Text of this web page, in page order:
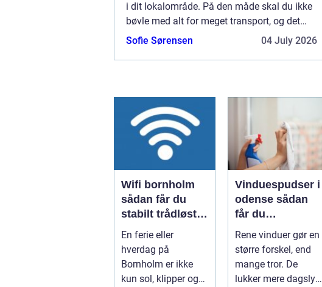
i dit lokalområde. På den måde skal du ikke
bøvle med alt for meget transport, og det
bliver nemmere at komme til og fra
Sofie Sørensen 04 July 2026
Wifi bornholm
sådan får du
stabilt trådløst
net på klippeøen
En ferie eller
hverdag på
Bornholm er ikke
kun sol, klipper og
Vinduespudser i
odense sådan
får du
skinnende rene
ruder året rundt
Rene vinduer gør en
større forskel, end
mange tror. De
lukker mere dagslys